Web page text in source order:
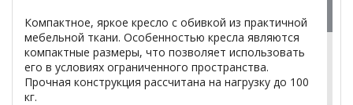
Компактное, яркое кресло с обивкой из практичной
мебельной ткани. Особенностью кресла являются
компактные размеры, что позволяет использовать
его в условиях ограниченного пространства.
Прочная конструкция рассчитана на нагрузку до 100
кг.